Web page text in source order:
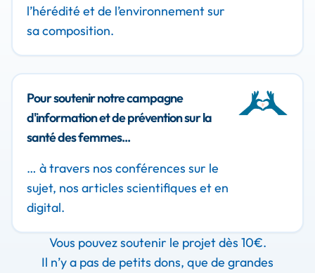
l’hérédité et de l’environnement sur
sa composition.
Pour soutenir notre campagne
d'information et de prévention sur la
santé des femmes...
… à travers nos conférences sur le
sujet, nos articles scientifiques et en
digital.
Vous pouvez soutenir le projet dès 10€.
Il n’y a pas de petits dons, que de grandes